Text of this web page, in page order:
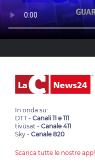
In onda su:
DTT - Canali 11 e 111
tivùsat - Canale 411
Sky - Canale 820
Scarica tutte le nostre app!